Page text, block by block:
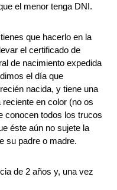
el menor tenga DNI.
que hacerlo en la
el certificado de
de nacimiento expedida
el día que
nacida, y tiene una
en color (no os
conocen todos los trucos
éste aún no sujete la
su padre o madre.
de 2 años y, una vez